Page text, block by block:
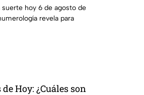
hoy 6 de agosto de
revela para
Hoy: ¿Cuáles son